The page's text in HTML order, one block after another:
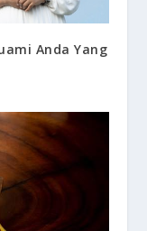
Anda Yang